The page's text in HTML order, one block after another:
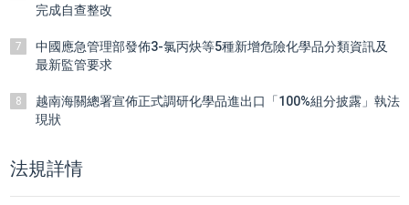
完成自查整改
7
中國應急管理部發佈3-氯丙炔等5種新增危險化學品分類資訊及
最新監管要求
8
越南海關總署宣佈正式調研化學品進出口「100%組分披露」執法
現狀
法規詳情